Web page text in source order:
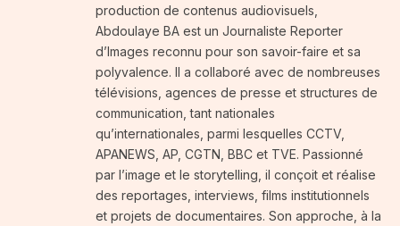
production de contenus audiovisuels,
Abdoulaye BA est un Journaliste Reporter
d’Images reconnu pour son savoir-faire et sa
polyvalence. Il a collaboré avec de nombreuses
télévisions, agences de presse et structures de
communication, tant nationales
qu’internationales, parmi lesquelles CCTV,
APANEWS, AP, CGTN, BBC et TVE. Passionné
par l’image et le storytelling, il conçoit et réalise
des reportages, interviews, films institutionnels
et projets de documentaires. Son approche, à la